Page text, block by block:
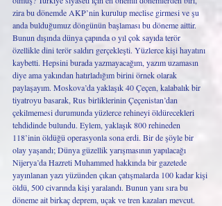
zira bu dönemde AKP’nin kurulup meclise girmesi ve şu
anda bulduğumuz döngünün başlaması bu döneme aittir.
Bunun dışında dünya çapında o yıl çok sayıda terör
özellikle dini terör saldırı gerçekleşti. Yüzlerce kişi hayatını
kaybetti. Hepsini burada yazmayacağım, yazım uzamasın
diye ama yakından hatırladığım birini örnek olarak
paylaşayım. Moskova’da yaklaşık 40 Çeçen, kalabalık bir
tiyatroyu basarak, Rus birliklerinin Çeçenistan’dan
çekilmemesi durumunda yüzlerce rehineyi öldürecekleri
tehdidinde bulundu. Eylem, yaklaşık 800 rehineden
118’inin öldüğü operasyonla sona erdi. Bir de şöyle bir
olay yaşandı; Dünya güzellik yarışmasının yapılacağı
Nijerya’da Hazreti Muhammed hakkında bir gazetede
yayınlanan yazı yüzünden çıkan çatışmalarda 100 kadar kişi
öldü, 500 civarında kişi yaralandı. Bunun yanı sıra bu
döneme ait birkaç deprem, uçak ve tren kazaları mevcut.